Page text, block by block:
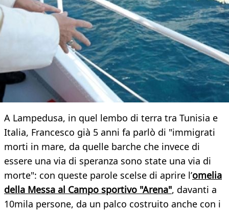
A Lampedusa, in quel lembo di terra tra Tunisia e
Italia, Francesco già 5 anni fa parlò di "immigrati
morti in mare, da quelle barche che invece di
essere una via di speranza sono state una via di
morte": con queste parole scelse di aprire l’omelia
della Messa al Campo sportivo "Arena", davanti a
10mila persone, da un palco costruito anche con i